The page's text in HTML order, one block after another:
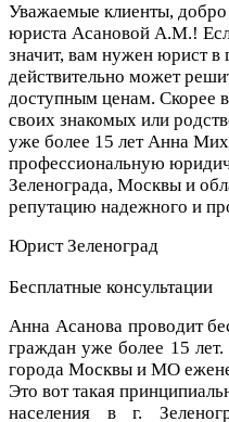
Уважаемые клиенты, добро
юриста Асановой А.М.!
значит, вам нужен юриств
действительно может
доступным ценам. Скорее
своих знакомых или
уже более 15 лет Анна
профессиональную
Зеленограда, Москвы и
репутацию надежного и
Юрист Зеленоград
Бесплатные консультации
Анна Асанова проводит
граждан уже более 15
города Москвы и МО
Это вот такая
населения в г.